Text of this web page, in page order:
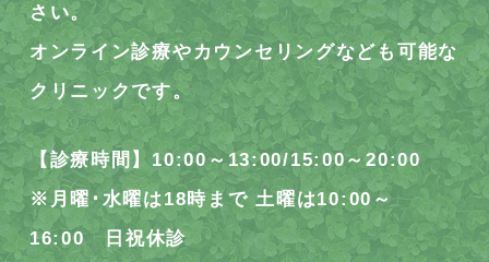
さい。
オンライン診療やカウンセリングなども可能な
クリニックです。
【診療時間】10:00～13:00/15:00～20:00
※月曜･水曜は18時まで 土曜は10:00～
16:00 日祝休診